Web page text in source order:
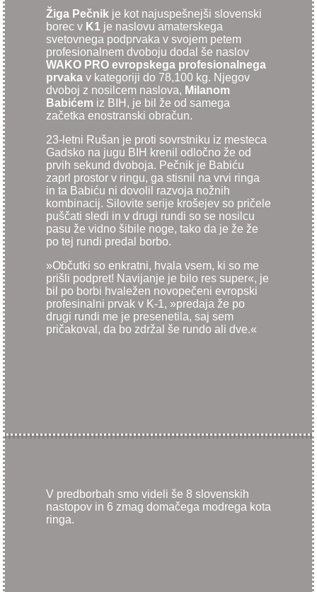
Žiga Pečnik je kot najuspešnejši slovenski
borec v K1 je naslovu amaterskega
svetovnega podprvaka v svojem petem
profesionalnem dvoboju dodal še naslov
WAKO PRO evropskega profesionalnega
prvaka v kategoriji do 78,100 kg. Njegov
dvoboj z nosilcem naslova, Milanom
Babićem iz BIH, je bil že od samega
začetka enostranski obračun.
23-letni Rušan je proti sovrstniku iz mesteca
Gadsko na jugu BIH krenil odločno že od
prvih sekund dvoboja. Pečnik je Babiću
zaprl prostor v ringu, ga stisnil na vrvi ringa
in ta Babiću ni dovolil razvoja nožnih
kombinacij. Silovite serije krošejev so pričele
puščati sledi in v drugi rundi so se nosilcu
pasu že vidno šibile noge, tako da je že že
po tej rundi predal borbo.
»Občutki so enkratni, hvala vsem, ki so me
prišli podpret! Navijanje je bilo res super«, je
bil po borbi hvaležen novopečeni evropski
profesinalni prvak v K-1, »predaja že po
drugi rundi me je presenetila, saj sem
pričakoval, da bo zdržal še rundo ali dve.«
V predborbah smo videli še 8 slovenskih
nastopov in 6 zmag domačega modrega kota
ringa.